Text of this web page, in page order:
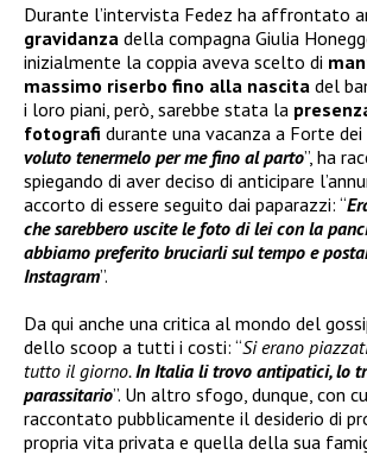
Durante l’intervista Fedez ha affrontato
gravidanza della compagna Giulia
inizialmente la coppia aveva scelto di
massimo riserbo fino alla nascita del
i loro piani, però, sarebbe stata la
fotografi durante una vacanza a Forte dei
voluto tenermelo per me fino al parto”, ha
spiegando di aver deciso di anticipare
accorto di essere seguito dai paparazzi: “
che sarebbero uscite le foto di lei con la
abbiamo preferito bruciarli sul tempo e
Instagram”.
Da qui anche una critica al mondo del
dello scoop a tutti i costi: “Si erano
tutto il giorno.In Italia li trovo antipatici, lo
parassitario”. Un altro sfogo, dunque, con
raccontato pubblicamente il desiderio di
propria vita privata e quella della sua